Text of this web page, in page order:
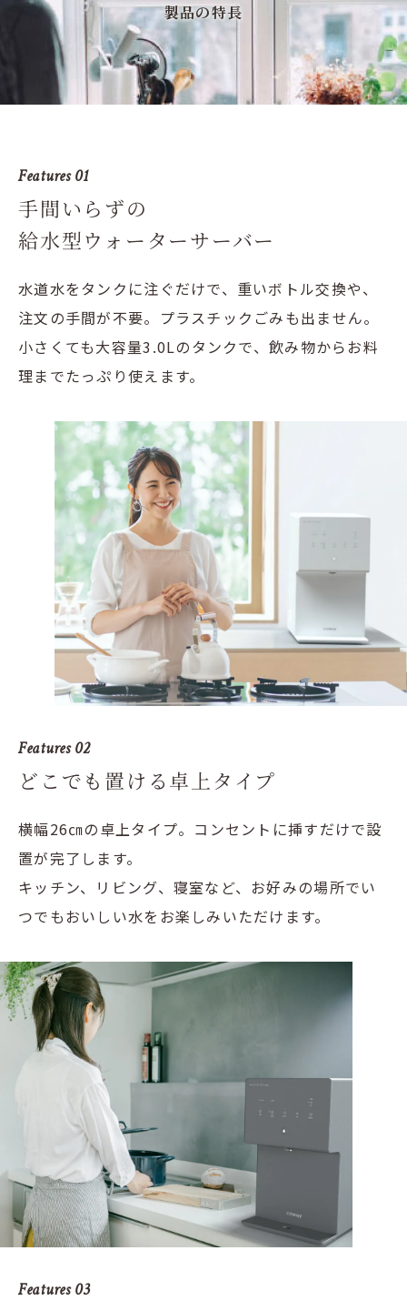
製品の特長
Features 01
手間いらずの
給水型ウォーターサーバー
水道水をタンクに注ぐだけで、重いボトル交換や、
注文の手間が不要。プラスチックごみも出ません。
小さくても大容量3.0Lのタンクで、飲み物からお料
理までたっぷり使えます。
Features 02
どこでも置ける卓上タイプ
横幅26㎝の卓上タイプ。コンセントに挿すだけで設
置が完了します。
キッチン、リビング、寝室など、お好みの場所でい
つでもおいしい水をお楽しみいただけます。
Features 03